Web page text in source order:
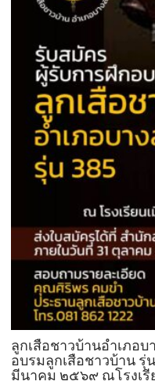
ลูกเสือชาวบ้านอำเภอบ
อบรมลูกเสือชาวบ้าน รุ่
มีนาคม ๒๕๖๙ ณโรงเรี